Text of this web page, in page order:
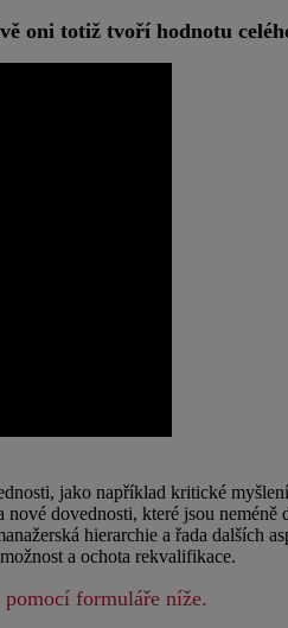
oni totiž tvoří hodnotu
jako například kritické
dovednosti, které jsou
hierarchie a řada
a ochota rekvalifikace.
formuláře níže.